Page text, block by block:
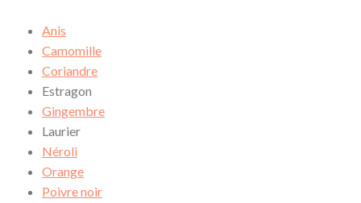
Anis
Camomille
Coriandre
Estragon
Gingembre
Laurier
Néroli
Orange
Poivre noir